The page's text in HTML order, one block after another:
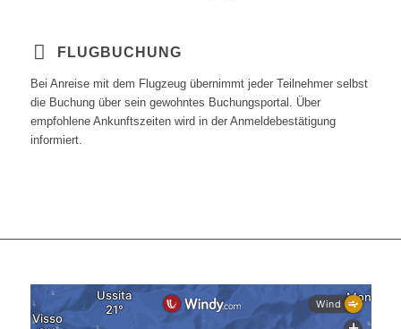
FLUGBUCHUNG
Bei Anreise mit dem Flugzeug übernimmt jeder Teilnehmer selbst
die Buchung über sein gewohntes Buchungsportal. Über
empfohlene Ankunftszeiten wird in der Anmeldebestätigung
informiert.